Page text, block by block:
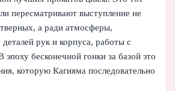
пересматривают выступление не
а ради атмосферы,
деталей рук и корпуса, работы с
бесконечной гонки за базой это
которую Кагияма последовательно